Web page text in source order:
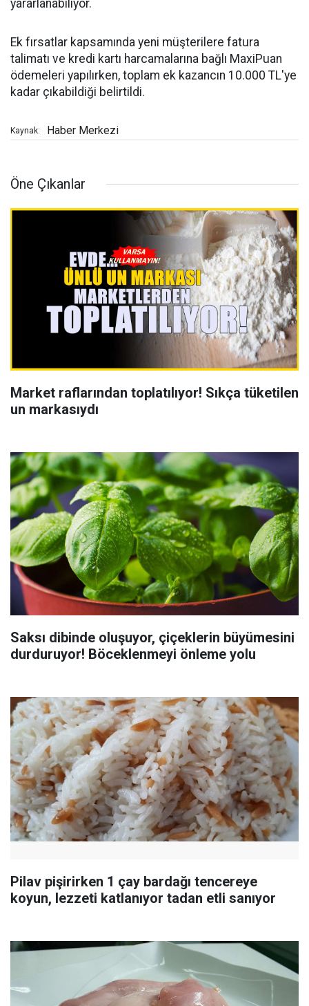
yararlanabiliyor.
Ek fırsatlar kapsamında yeni müşterilere fatura
talimatı ve kredi kartı harcamalarına bağlı MaxiPuan
ödemeleri yapılırken, toplam ek kazancın 10.000 TL'ye
kadar çıkabildiği belirtildi.
Kaynak: Haber Merkezi
Öne Çıkanlar
Market raflarından toplatılıyor! Sıkça tüketilen
un markasıydı
Saksı dibinde oluşuyor, çiçeklerin büyümesini
durduruyor! Böceklenmeyi önleme yolu
Pilav pişirirken 1 çay bardağı tencereye
koyun, lezzeti katlanıyor tadan etli sanıyor